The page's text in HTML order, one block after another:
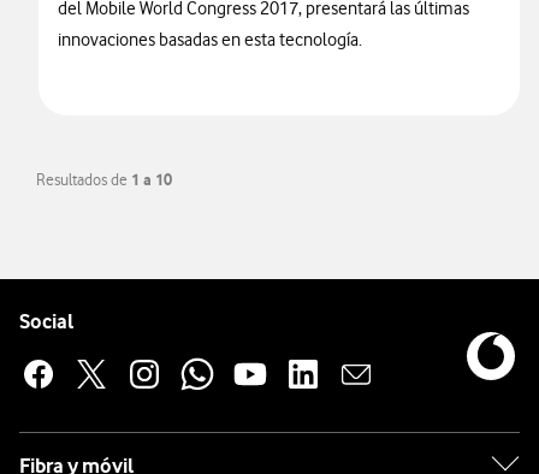
del Mobile World Congress 2017, presentará las últimas
innovaciones basadas en esta tecnología.
Resultados de 1 a 10
Social
Fibra y móvil